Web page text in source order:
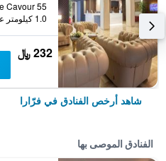
1.0 كيلومتر عن وسط المدينة
232 ﷼
شاهد أرخص الفنادق في فرّارا
الفنادق الموصى بها